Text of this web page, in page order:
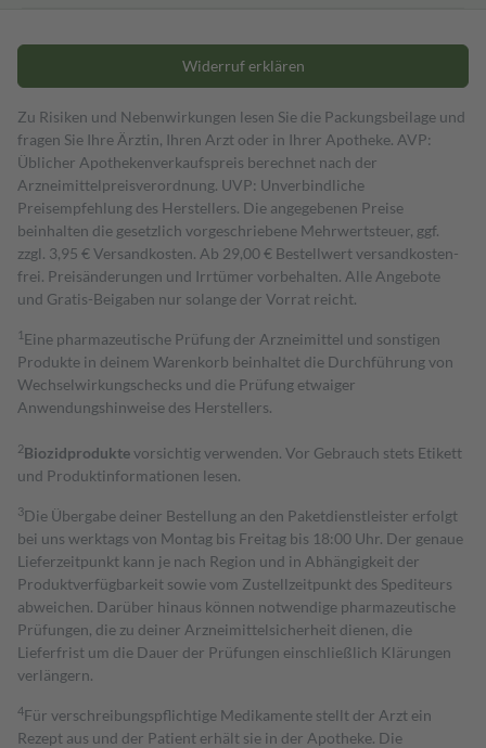
Widerruf erklären
Zu Risiken und Nebenwirkungen lesen Sie die Packungsbeilage und
fragen Sie Ihre Ärztin, Ihren Arzt oder in Ihrer Apotheke. AVP:
Üblicher Apothekenverkaufspreis berechnet nach der
Arzneimittelpreisverordnung. UVP: Unverbindliche
Preisempfehlung des Herstellers. Die angegebenen Preise
beinhalten die gesetzlich vorgeschriebene Mehrwertsteuer, ggf.
zzgl. 3,95 € Versandkosten. Ab 29,00 € Bestell­wert versand­kosten­
frei. Preisänderungen und Irrtümer vorbehalten. Alle Angebote
und Gratis-Beigaben nur solange der Vorrat reicht.
1 Eine pharmazeutische Prüfung der Arzneimittel und sonstigen
Produkte in deinem Warenkorb beinhaltet die Durchführung von
Wechselwirkungschecks und die Prüfung etwaiger
Anwendungshinweise des Herstellers.
2Biozidproduktevorsichtig verwenden. Vor Gebrauch stets Etikett
und Produktinformationen lesen.
3Die Übergabe deiner Bestellung an den Paketdienstleister erfolgt
bei uns werktags von Montag bis Freitag bis 18:00 Uhr. Der genaue
Lieferzeitpunkt kann je nach Region und in Abhängigkeit der
Produktverfügbarkeit sowie vom Zustellzeitpunkt des Spediteurs
abweichen. Darüber hinaus können notwendige pharmazeutische
Prüfungen, die zu deiner Arzneimittelsicherheit dienen, die
Lieferfrist um die Dauer der Prüfungen einschließlich Klärungen
verlängern.
4Für verschreibungspflichtige Medikamente stellt der Arzt ein
Rezept aus und der Patient erhält sie in der Apotheke. Die